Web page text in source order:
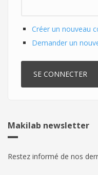
Créer un nouveau
Demander un
Makilab newsletter
Restez informé de nos